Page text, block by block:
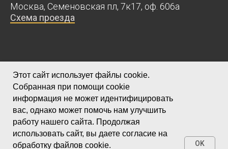
Этот сайт использует файлы cookie.
Собранная при помощи cookie
информация не может идентифицировать
вас, однако может помочь нам улучшить
работу нашего сайта. Продолжая
использовать сайт, вы даете согласие на
обработку файлов cookie.
OK
Москва, Семеновская пл, 7к17, оф. 606а
Схема проезда
+7 916 262 83 82
mskbuddha@yandex.ru
Председатель - Фурс (Усова) Юлия